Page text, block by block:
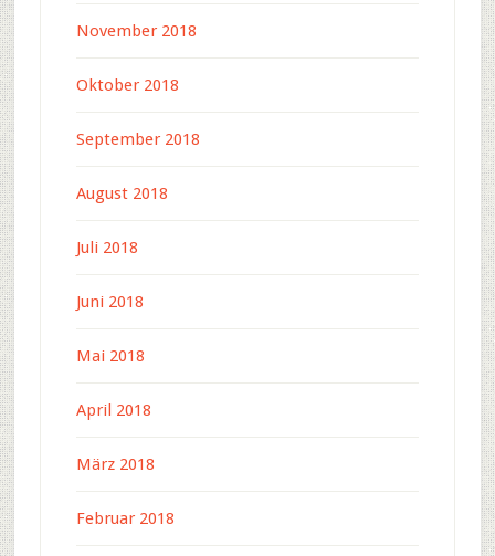
November 2018
Oktober 2018
September 2018
August 2018
Juli 2018
Juni 2018
Mai 2018
April 2018
März 2018
Februar 2018